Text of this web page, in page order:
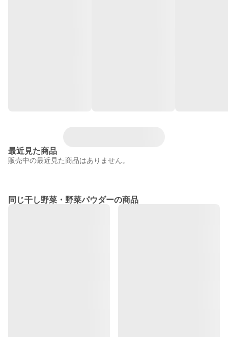
最近見た商品
販売中の最近見た商品はありません。
同じ干し野菜・野菜パウダーの商品